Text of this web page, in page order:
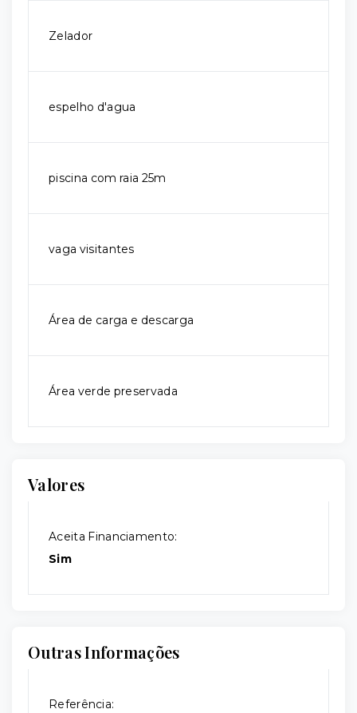
Zelador
espelho d'agua
piscina com raia 25m
vaga visitantes
Área de carga e descarga
Área verde preservada
Valores
Aceita Financiamento:
Sim
Outras Informações
Referência: